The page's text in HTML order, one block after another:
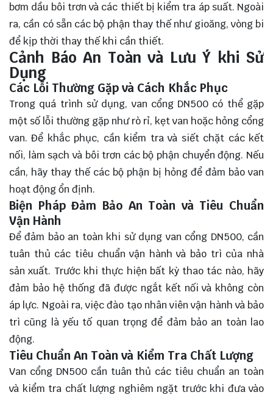
bơm dầu bôi trơn và các thiết bị kiểm tra áp suất. Ngoài
ra, cần có sẵn các bộ phận thay thế như gioăng, vòng bi
để kịp thời thay thế khi cần thiết.
Cảnh Báo An Toàn và Lưu Ý khi Sử
Dụng
Các Lỗi Thường Gặp và Cách Khắc Phục
Trong quá trình sử dụng, van cổng DN500 có thể gặp
một số lỗi thường gặp như rò rỉ, kẹt van hoặc hỏng cổng
van. Để khắc phục, cần kiểm tra và siết chặt các kết
nối, làm sạch và bôi trơn các bộ phận chuyển động. Nếu
cần, hãy thay thế các bộ phận bị hỏng để đảm bảo van
hoạt động ổn định.
Biện Pháp Đảm Bảo An Toàn và Tiêu Chuẩn
Vận Hành
Để đảm bảo an toàn khi sử dụng van cổng DN500, cần
tuân thủ các tiêu chuẩn vận hành và bảo trì của nhà
sản xuất. Trước khi thực hiện bất kỳ thao tác nào, hãy
đảm bảo hệ thống đã được ngắt kết nối và không còn
áp lực. Ngoài ra, việc đào tạo nhân viên vận hành và bảo
trì cũng là yếu tố quan trọng để đảm bảo an toàn lao
động.
Tiêu Chuẩn An Toàn và Kiểm Tra Chất Lượng
Van cổng DN500 cần tuân thủ các tiêu chuẩn an toàn
và kiểm tra chất lượng nghiêm ngặt trước khi đưa vào